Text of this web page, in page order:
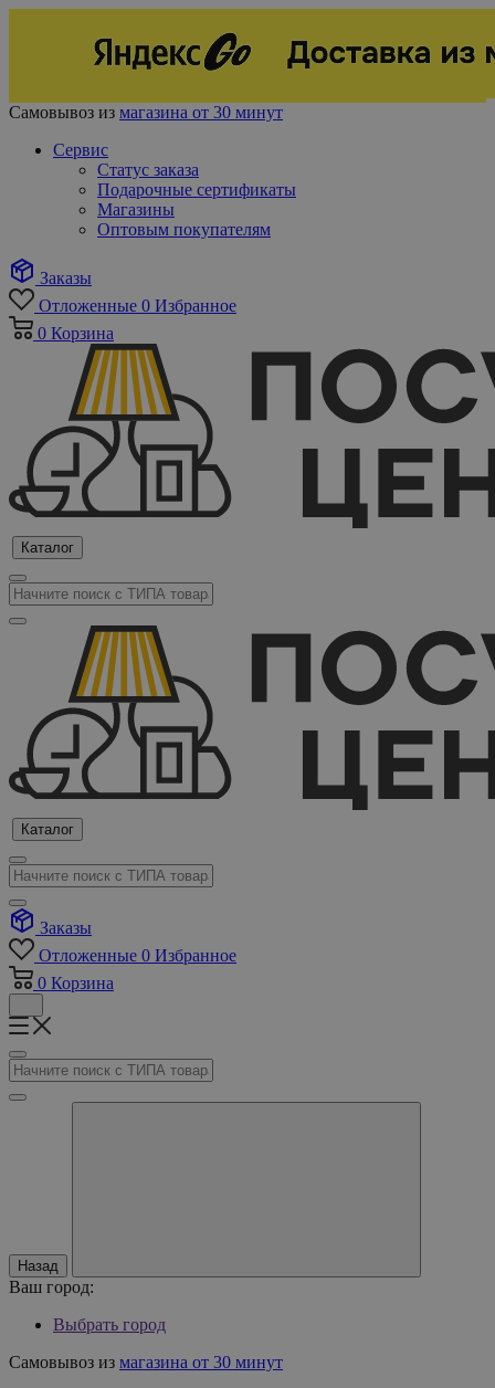
Самовывоз из магазина от 30 минут
Сервис
Статус заказа
Подарочные сертификаты
Магазины
Оптовым покупателям
Заказы
Отложенные 0 Избранное
0 Корзина
Каталог
Каталог
Заказы
Отложенные 0 Избранное
0 Корзина
Назад
Ваш город:
Выбрать город
Самовывоз из магазина от 30 минут